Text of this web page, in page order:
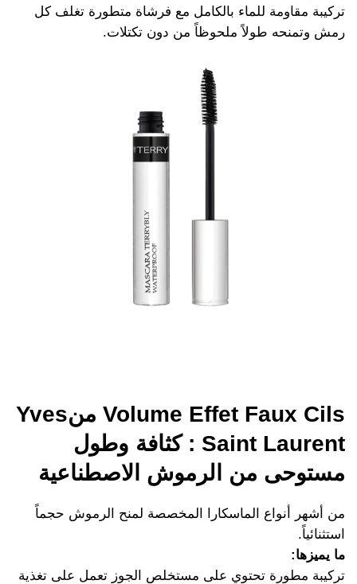
تركيبة مقاومة للماء بالكامل مع فرشاة متطورة تغلف كل
رمش وتمنحه طولاً ملحوظاً من دون تكتلات.
Volume Effet Faux Cils منYves
Saint Laurent : كثافة وطول
مستوحى من الرموش الاصطناعية
من أشهر أنواع الماسكارا المخصصة لمنح الرموش حجماً
استثنائياً.
ما يميزها:
تركيبة مطورة تحتوي على مستخلص الجوز تعمل على تغذية